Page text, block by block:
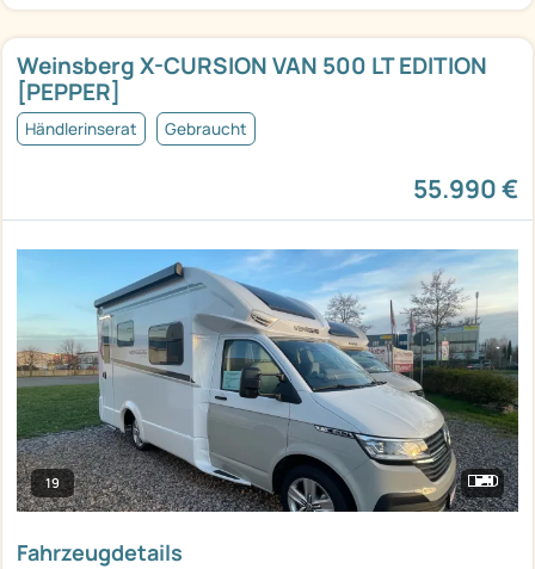
Weinsberg X-CURSION VAN 500 LT EDITION
[PEPPER]
Händlerinserat Gebraucht
55.990 €
19
Fahrzeugdetails